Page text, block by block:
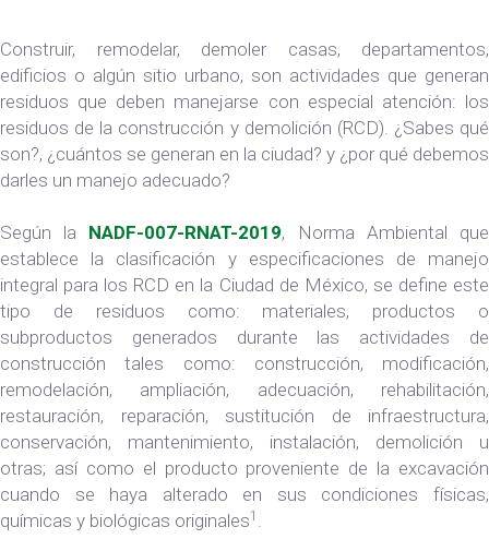
Construir, remodelar, demoler casas, departamentos,
edificios o algún sitio urbano, son actividades que generan
residuos que deben manejarse con especial atención: los
residuos de la construcción y demolición (RCD). ¿Sabes qué
son?, ¿cuántos se generan en la ciudad? y ¿por qué debemos
darles un manejo adecuado?
Según la NADF-007-RNAT-2019, Norma Ambiental que
establece la clasificación y especificaciones de manejo
integral para los RCD en la Ciudad de México, se define este
tipo de residuos como: materiales, productos o
subproductos generados durante las actividades de
construcción tales como: construcción, modificación,
remodelación, ampliación, adecuación, rehabilitación,
restauración, reparación, sustitución de infraestructura,
conservación, mantenimiento, instalación, demolición u
otras; así como el producto proveniente de la excavación
cuando se haya alterado en sus condiciones físicas,
químicas y biológicas originales1 .